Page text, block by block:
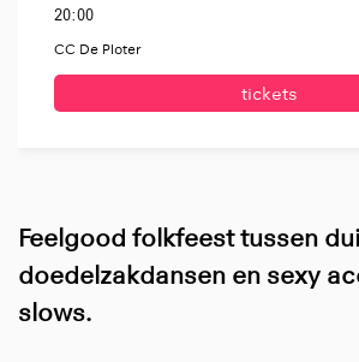
20:00
CC De Ploter
tickets
Feelgood folkfeest tussen
doedelzakdansen en sexy
slows.